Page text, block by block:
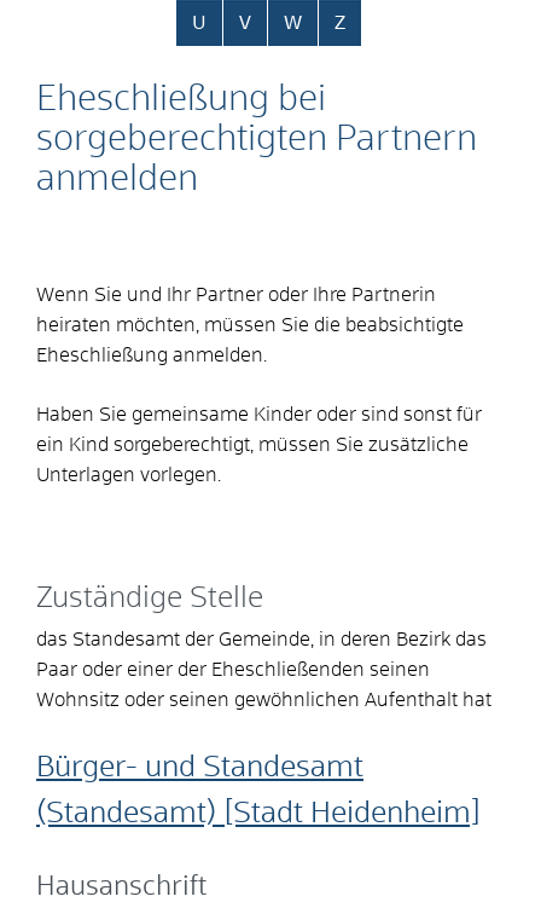
U V W Z
Eheschließung bei
sorgeberechtigten Partnern
anmelden
Wenn Sie und Ihr Partner oder Ihre Partnerin
heiraten möchten, müssen Sie die beabsichtigte
Eheschließung anmelden.
Haben Sie gemeinsame Kinder oder sind sonst für
ein Kind sorgeberechtigt, müssen Sie zusätzliche
Unterlagen vorlegen.
Zuständige Stelle
das Standesamt der Gemeinde, in deren Bezirk das
Paar oder einer der Eheschließenden seinen
Wohnsitz oder seinen gewöhnlichen Aufenthalt hat
Bürger- und Standesamt
(Standesamt) [Stadt Heidenheim]
Hausanschrift